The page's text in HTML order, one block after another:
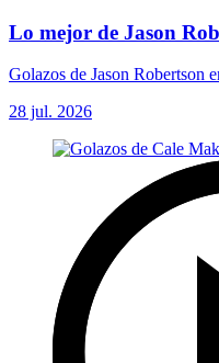
Lo mejor de Jason
Golazos de Jason Robertson
28 jul. 2026